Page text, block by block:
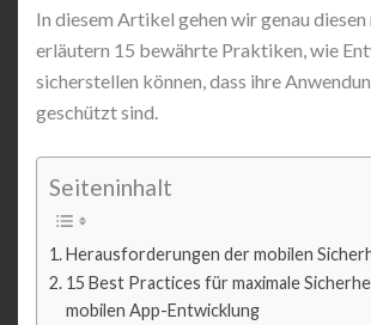
In diesem Artikel gehen wir genau diesen
erläutern 15 bewährte Praktiken, wie
sicherstellen können, dass ihre
geschützt sind.
Seiteninhalt
Herausforderungen der mobilen
15 Best Practices für maximale
mobilen App-Entwicklung